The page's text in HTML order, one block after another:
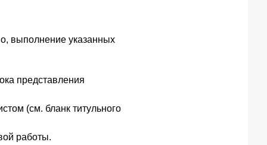
выполнение указанных
представления
(см. бланк титульного
работы.